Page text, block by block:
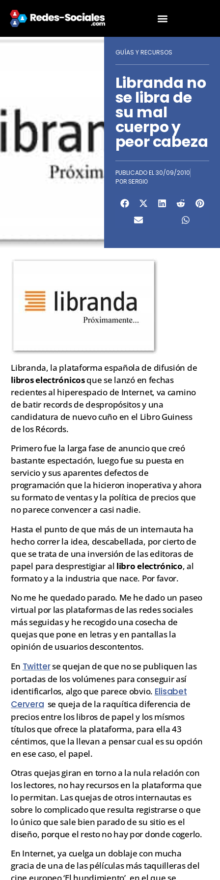
GUÍAS Y RECURSOS
Libranda no
se libra de
su mal
cuerpo y
peor cabeza
PUBLICADO EL30/09/2010
POR SERGIO
Libranda, la plataforma española de difusión de
libros electrónicosque se lanzó en fechas
recientes al hiperespacio de Internet, va camino
de batir records de despropósitos y una
candidatura de nuevo cuño en el Libro Guiness
de los Récords.
Primero fue la larga fase de anuncio que creó
bastante espectación, luego fue su puesta en
servicio y sus aparentes defectos de
programación que la hicieron inoperativa y ahora
su formato de ventas y la política de precios que
no parece convencer a casi nadie.
Hasta el punto de que más de un internauta ha
hecho correr la idea, descabellada, por cierto de
que se trata de una inversión de las editoras de
papel para desprestigiar al libro electrónico, al
formato y a la industria que nace. Por favor.
No me he quedado parado. Me he dado un paseo
virtual por las plataformas de las redes sociales
más seguidas y he recogido una cosecha de
quejas que pone en letras y en pantallas la
opinión de usuarios descontentos.
En Twitterse quejan de que no se publiquen las
portadas de los volúmenes para conseguir así
identificarlos, algo que parece obvio. Elisabet
Cervera se queja de la raquítica diferencia de
precios entre los libros de papel y los mísmos
títulos que ofrece la plataforma, para ella 43
céntimos, que la llevan a pensar cual es su opción
en ese caso, el papel.
Otras quejas giran en torno a la nula relación con
los lectores, no hay recursos en la plataforma que
lo permitan. Las quejas de otros internautas es
sobre lo complicado que resulta registrarse o que
lo único que sale bien parado de su sitio es el
diseño, porque el resto no hay por donde cogerlo.
En Internet, ya cuelga un doblaje con mucha
gracia de una de las pélículas más taquilleras del